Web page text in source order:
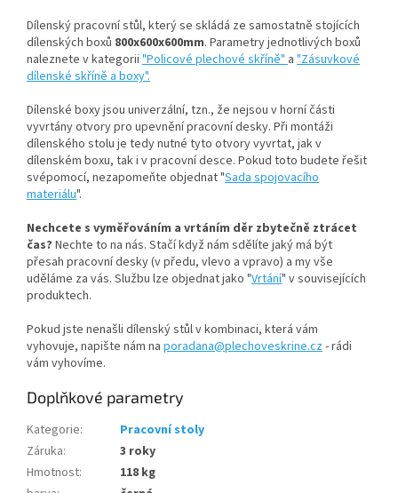
Dílenský pracovní stůl, který se skládá ze samostatně stojících
dílenských boxů 800x600x600mm. Parametry jednotlivých boxů
naleznete v kategorii "Policové plechové skříně" a "Zásuvkové
dílenské skříně a boxy".
Dílenské boxy jsou univerzální, tzn., že nejsou v horní části
vyvrtány otvory pro upevnění pracovní desky. Při montáži
dílenského stolu je tedy nutné tyto otvory vyvrtat, jak v
dílenském boxu, tak i v pracovní desce. Pokud toto budete řešit
svépomocí, nezapomeňte objednat "Sada spojovacího
materiálu".
Nechcete s vyměřováním a vrtáním děr zbytečně ztrácet
čas? Nechte to na nás. Stačí když nám sdělíte jaký má být
přesah pracovní desky (v předu, vlevo a vpravo) a my vše
uděláme za vás. Službu lze objednat jako "Vrtání" v souvisejících
produktech.
Pokud jste nenašli dílenský stůl v kombinaci, která vám
vyhovuje, napište nám na poradana@plechoveskrine.cz- rádi
vám vyhovíme.
Doplňkové parametry
Kategorie:
Pracovní stoly
Záruka:
3 roky
Hmotnost:
118 kg